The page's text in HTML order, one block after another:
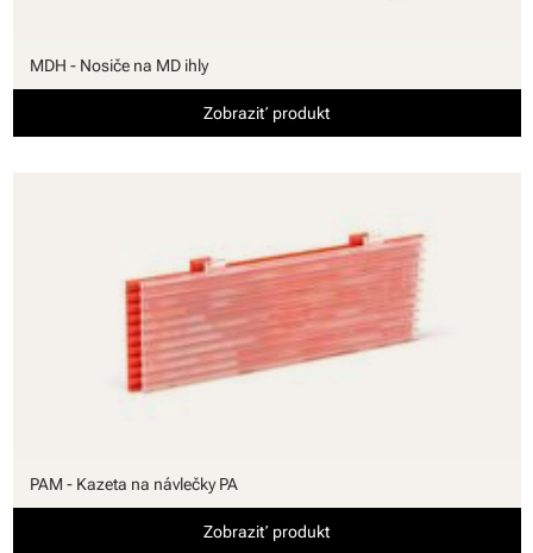
MDH - Nosiče na MD ihly
Zobraziť produkt
PAM - Kazeta na návlečky PA
Zobraziť produkt